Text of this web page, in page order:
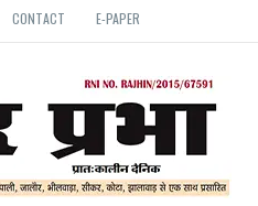
CONTACT E-PAPER